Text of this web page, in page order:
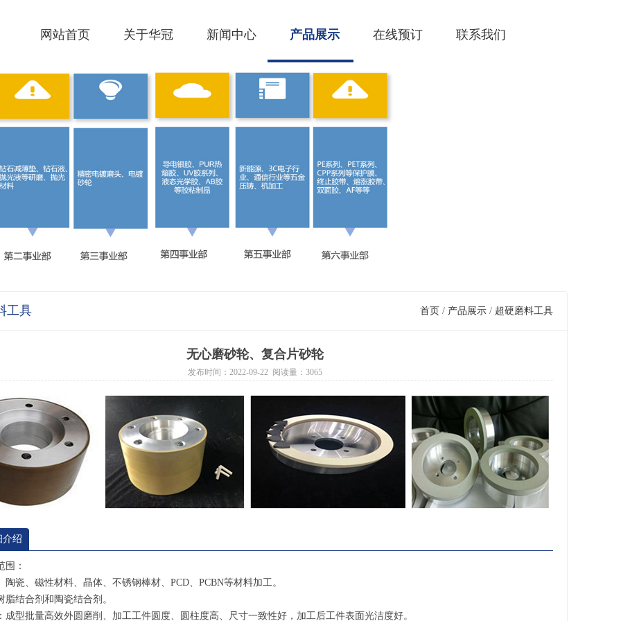
网站首页 关于华冠 新闻中心 产品展示 在线预订 联系我们
工具 首页 / 产品展示 / 超硬磨料工具
无心磨砂轮、复合片砂轮
发布时间：2022-09-22 阅读量：3065
介绍
围：
陶瓷、磁性材料、晶体、不锈钢棒材、PCD、PCBN等材料加工。
脂结合剂和陶瓷结合剂。
成型批量高效外圆磨削、加工工件圆度、圆柱度高、尺寸一致性好，加工后工件表面光洁度好。